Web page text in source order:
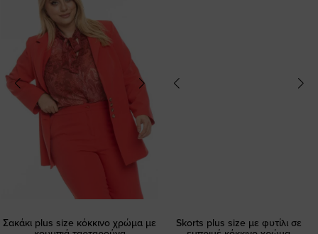
Σακάκι plus size κόκκινο χρώμα με
Skorts plus size με φυτίλι σε